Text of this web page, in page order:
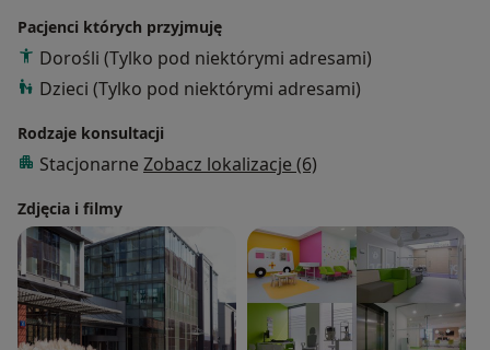
współautorka wielu publikacji i doniesień z zakresu
dermatologii, publikowanych w polskich i
zagranicznych czasopismach naukowych. Uczestniczy
dermatologicznych w Polsce i zagranicą, stale
podnosząc swoje kwalifikacje Jest członkiem Polskiego
Towarzystwa Dermatologicznego.
Do jej zainteresowań zawodowych należą
laseroterapia chorób skóry, dermatoskopia,
kapilaroskopia.
Pacjenci których przyjmuję
Dorośli (Tylko pod niektórymi adresami)
Dzieci (Tylko pod niektórymi adresami)
Rodzaje konsultacji
Stacjonarne Zobacz lokalizacje (6)
Zdjęcia i filmy